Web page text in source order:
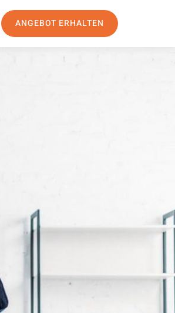
ANGEBOT ERHALTEN